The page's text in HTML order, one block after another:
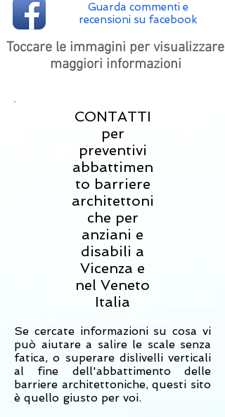
Guarda commenti e
recensioni su facebook
Toccare le immagini per visualizzare
maggiori informazioni
CONTATTI
per
preventivi
abbattimen
to barriere
architettoni
che per
anziani e
disabili a
Vicenza e
nel Veneto
Italia
Se cercate informazioni su cosa vi
può aiutare a salire le scale senza
fatica, o superare dislivelli verticali
al fine dell'abbattimento delle
barriere architettoniche, questi sito
è quello giusto per voi.